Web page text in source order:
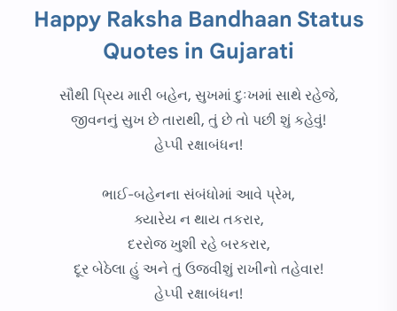
Happy Raksha Bandhaan Status
Quotes in Gujarati
સૌથી પ્રિય મારી બહેન, સુખમાં દુઃખમાં સાથે રહેજે,
જીવનનું સુખ છે તારાથી, તું છે તો પછી શું કહેવું!
હેપ્પી રક્ષાબંધન!
ભાઈ-બહેનના સંબંધોમાં આવે પ્રેમ,
ક્યારેય ન થાય તકરાર,
દરરોજ ખુશી રહે બરકરાર,
દૂર બેઠેલા હું અને તું ઉજવીશું રાખીનો તહેવાર!
હેપ્પી રક્ષાબંધન!